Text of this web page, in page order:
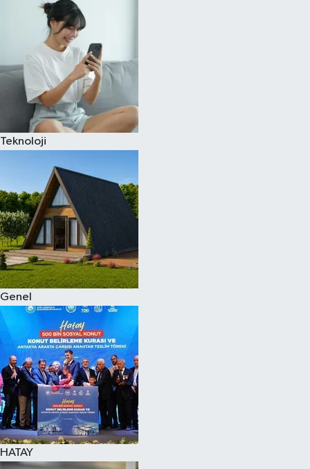
Teknoloji
Genel
HATAY
Spor
Teknoloji
Yaşam